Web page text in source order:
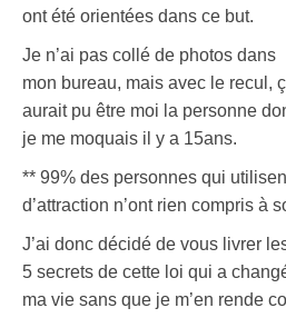
ont été orientées dans ce but.
Je n’ai pas collé de photos dans
mon bureau, mais avec le recul,
aurait pu être moi la personne
je me moquais il y a 15ans.
** 99% des personnes qui
d’attraction n’ont rien compris à
J’ai donc décidé de vous livrer
5 secrets de cette loi qui a
ma vie sans que je m’en rende